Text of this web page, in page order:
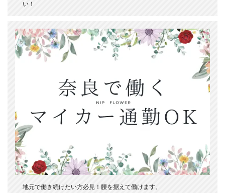
い！
地元で働き続けたい方必見！腰を据えて働けます。